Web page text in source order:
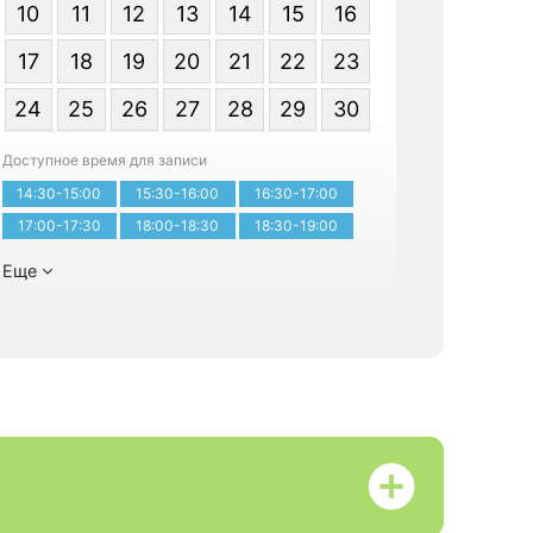
10
11 12 13 14 15
16
17
18 19 20 21 22
23
24
25 26 27 28 29 30
Доступное время для записи
14:30-15:00
15:30-16:00
16:30-17:00
17:00-17:30
18:00-18:30 18:30-19:00
Еще